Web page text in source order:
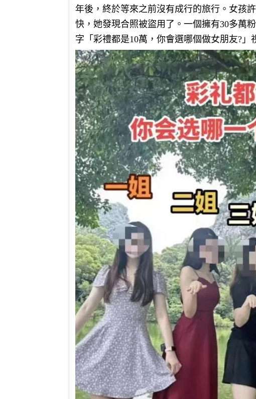
年後，終於等來之前沒有成行的旅行。女孩
快，她發現合照被盜用了。一個擁有30多萬
字「彩禮都是10萬，你會選哪個做女朋友?」